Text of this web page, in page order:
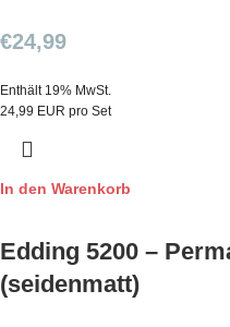
€24,99
Enthält 19% MwSt.
24,99 EUR pro Set
In den Warenkorb
Edding 5200 –
(seidenmatt)